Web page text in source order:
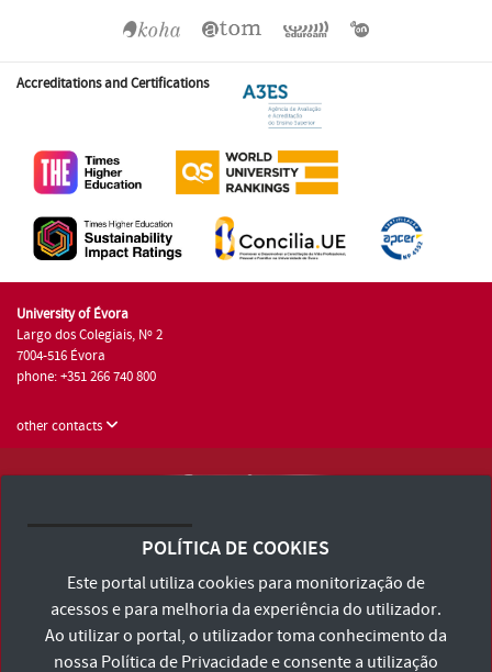
Accreditations and Certifications
University of Évora
Largo dos Colegiais, Nº 2
7004-516 Évora
phone: +351 266 740 800
other contacts
Terms and Conditions and Privacy Policy
Accessibility Statement
POLÍTICA DE COOKIES
Este portal utiliza cookies para monitorização de
acessos e para melhoria da experiência do utilizador.
Ao utilizar o portal, o utilizador toma conhecimento da
nossa Política de Privacidadee consente a utilização